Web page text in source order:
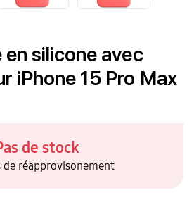
silicone avec
iPhone 15 Pro Max
de stock
de réapprovisonement